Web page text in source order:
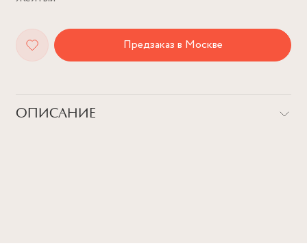
Предзаказ в Москве
ОПИСАНИЕ